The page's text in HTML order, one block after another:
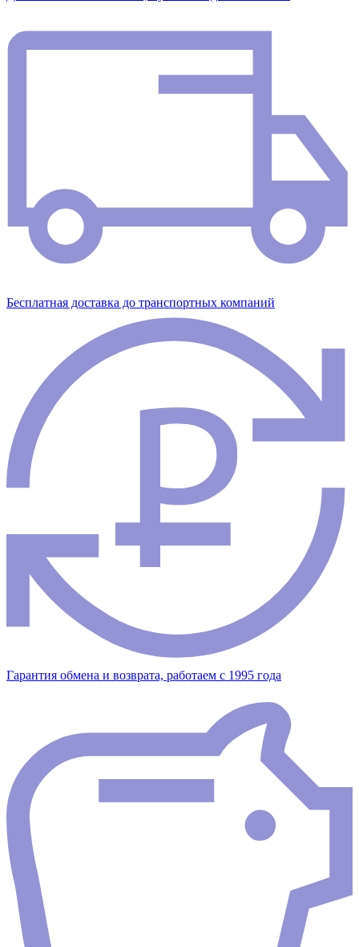
Бесплатная доставка до транспортных компаний
Гарантия обмена и возврата, работаем с 1995 года